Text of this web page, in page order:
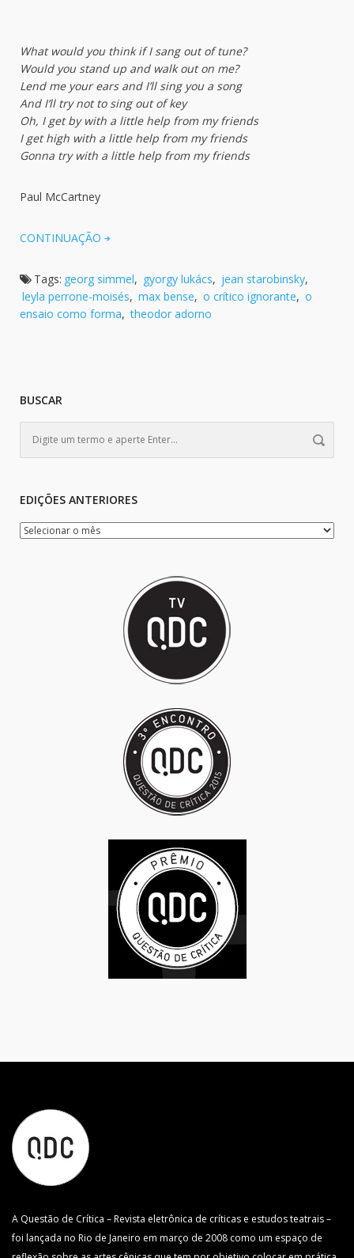
What would you think if I sang out of tune?
Would you stand up and walk out on me?
Lend me your ears and I’ll sing you a song
And I’ll try not to sing out of key
Oh, I get by with a little help from my friends
I get high with a little help from my friends
Gonna try with a little help from my friends
Paul McCartney
CONTINUAÇÃO
Tags: georg simmel, gyorgy lukács, jean starobinsky,
leyla perrone-moisés, max bense, o crítico ignorante, o
ensaio como forma, theodor adorno
BUSCAR
EDIÇÕES ANTERIORES
A Questão de Crítica – Revista eletrônica de críticas e estudos teatrais –
foi lançada no Rio de Janeiro em março de 2008 como um espaço de